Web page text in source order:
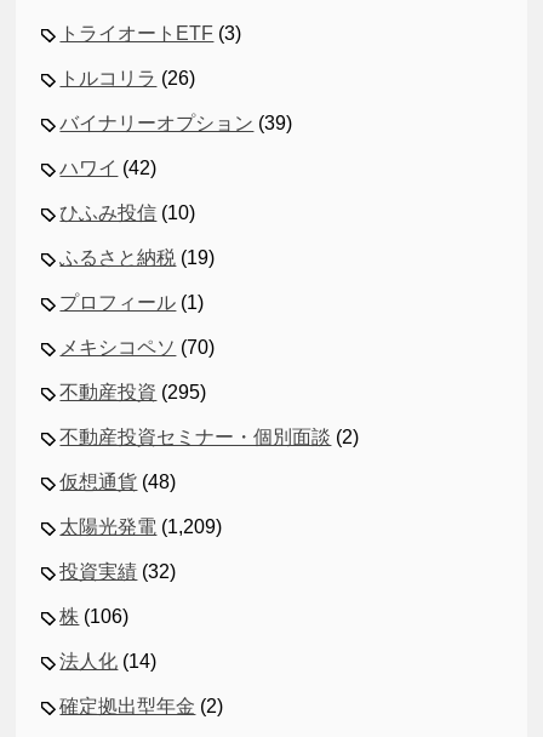
トライオートETF (3)
トルコリラ (26)
バイナリーオプション (39)
ハワイ (42)
ひふみ投信 (10)
ふるさと納税 (19)
プロフィール (1)
メキシコペソ (70)
不動産投資 (295)
不動産投資セミナー・個別面談 (2)
仮想通貨 (48)
太陽光発電 (1,209)
投資実績 (32)
株 (106)
法人化 (14)
確定拠出型年金 (2)